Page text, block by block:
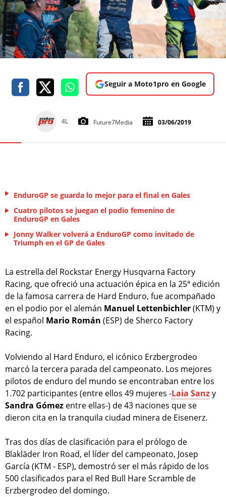
Seguir a Moto1pro en Google
4L Future7Media 03/06/2019
EnduroGP se guarda lo mejor para el final en Gales
Cuatro pilotos se juegan el podio femenino de
EnduroGP en Gales
Jonny Walker volverá a EnduroGP como invitado de
Triumph en el GP de Gales
La estrella del Rockstar Energy Husqvarna Factory
Racing, que ofreció una actuación épica en la 25ª edición
de la famosa carrera de Hard Enduro, fue acompañado
en el podio por el alemán Manuel Lettenbichler(KTM) y
el español Mario Román (ESP) de Sherco Factory
Racing.
Volviendo al Hard Enduro, el icónico Erzbergrodeo
marcó la tercera parada del campeonato. Los mejores
pilotos de enduro del mundo se encontraban entre los
1.702 participantes (entre ellos 49 mujeres -Laia Sanzy
Sandra Gómez entre ellas-) de 43 naciones que se
dieron cita en la tranquila ciudad minera de Eisenerz.
Tras dos días de clasificación para el prólogo de
Blakläder Iron Road, el líder del campeonato, Josep
García (KTM - ESP), demostró ser el más rápido de los
500 clasificados para el Red Bull Hare Scramble de
Erzbergrodeo del domingo.